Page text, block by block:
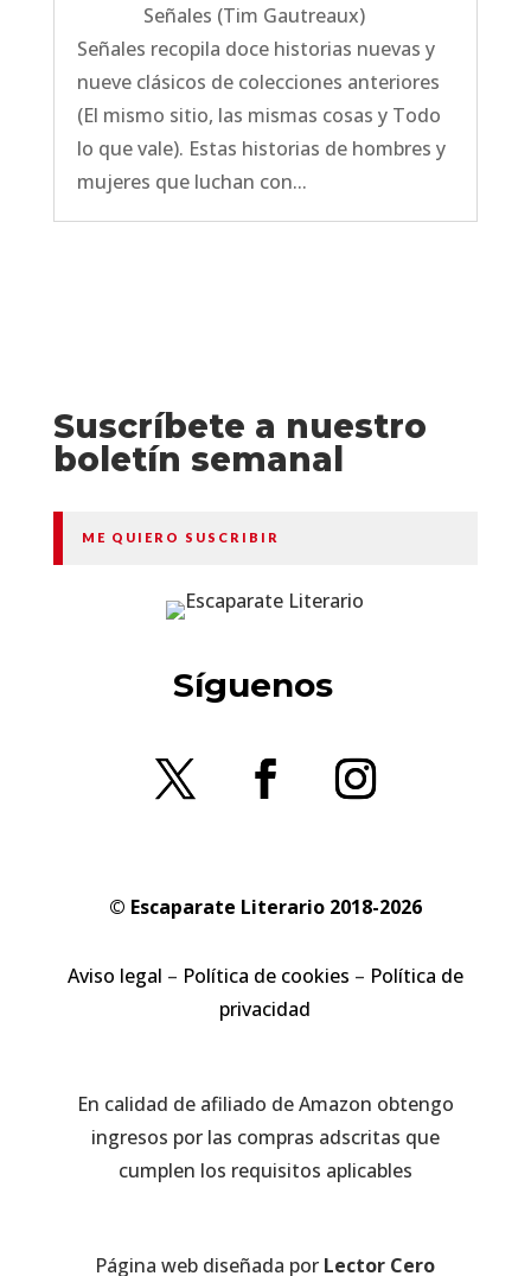
Señales (Tim Gautreaux)
Señales recopila doce historias nuevas y
nueve clásicos de colecciones anteriores
(El mismo sitio, las mismas cosas y Todo
lo que vale). Estas historias de hombres y
mujeres que luchan con...
Suscríbete a nuestro
boletín semanal
ME QUIERO SUSCRIBIR
Síguenos
© Escaparate Literario 2018-2026
Aviso legal – Política de cookies – Política de
privacidad
En calidad de afiliado de Amazon obtengo
ingresos por las compras adscritas que
cumplen los requisitos aplicables
Página web diseñada por Lector Cero